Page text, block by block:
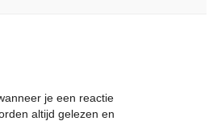
je een reactie
altijd gelezen en